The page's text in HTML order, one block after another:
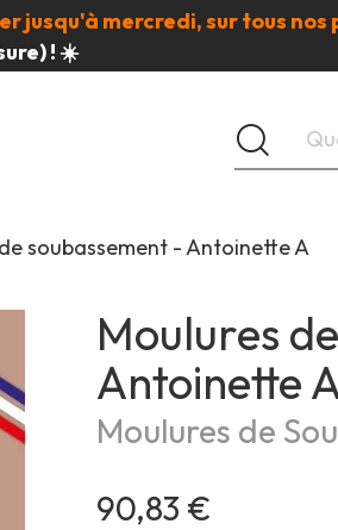
jusqu'à mercredi, sur tous nos
! ☀️
soubassement - Antoinette A
Moulures
Antoinette
Moulures de
90,83 €